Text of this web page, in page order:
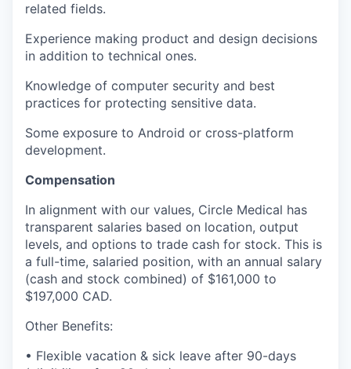
related fields.
Experience making product and design decisions
in addition to technical ones.
Knowledge of computer security and best
practices for protecting sensitive data.
Some exposure to Android or cross-platform
development.
Compensation
In alignment with our values, Circle Medical has
transparent salaries based on location, output
levels, and options to trade cash for stock. This is
a full-time, salaried position, with an annual salary
(cash and stock combined) of $161,000 to
$197,000 CAD.
Other Benefits:
• Flexible vacation & sick leave after 90-days